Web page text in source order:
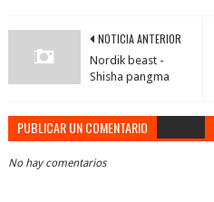
NOTICIA ANTERIOR
Nordik beast -
Shisha pangma
PUBLICAR UN COMENTARIO
No hay comentarios